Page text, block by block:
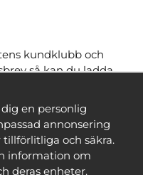
kundklubb och
så kan du ladda
få många
Du ser vilka som
inloggad
en personlig
annonsering
och säkra.
information om
deras enheter.